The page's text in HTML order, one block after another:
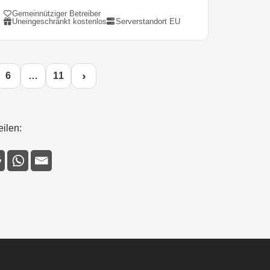
Gemeinnütziger Betreiber
Uneingeschränkt kostenlos
Serverstandort EU
6 … 11 ›